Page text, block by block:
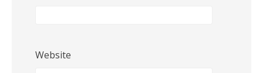
Website